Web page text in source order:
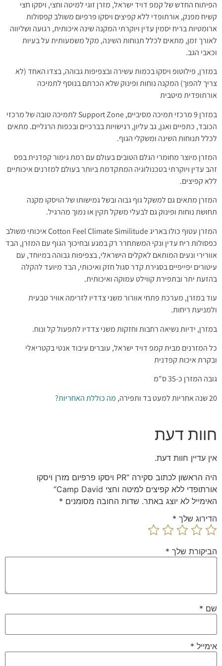
הפיתוח החדש של קמפ דויד ישראל, מזרן זוגי למיטה וחצי, ויסקו חצי
קשיח מפנק, אורתופדי ללא קפיצים ויסקו פרפיום משולב קפסולות
ארומטיות בריח יסמין עדין ויוקרתי המקנה שינה איכותית, רגועה ושליווה
לאורך זמן, מתאים לכלל תנוחות השינה, מקל משמעותית על בעיות
וכאבי הגב.
במזרן, פילוטופ ויסקו בכמות עשירה ובצפיפות גבוהה, בצדו האחד (לא
צריך להפוך) המקנה נוחות ופינוק שלא הכרתם בנוסף לתמיכה
אורתופדית מיטבית
במזרן 9 מרכזי תמיכה מסיביים, Support Zone לתמיכה טובה של מרכזי
הכובד, כתפיים ואגן, גב עליון, רגישויות בברכיים ובכפות הרגליים. מתאים
לכלל תנוחות השינה ומשקלי הגוף.
המזרן מיוצר מחומרי הגלם הטובים בעולם עם רמת גימור קפדנית בפס
זהב עדין ויוקרתי בטכנולוגיה המתקדמת ביותר בעולם למזרנים איכותיים
ללא קפיצים.
המזרן מתאים גם למשקל גוף גבוה ובשל גמישותו של הויסקו מקנה
תחושת נוחות ופינוק גם לבעלי משקל תקין או נמוך מהרגיל.
המזרן עטוף כולו באריג Cotton Feel Climate Similitude איכותי משולב
כפסולות ריח עדין ונקי המשתחרר רק במגע ובחיכוך הגוף עם המזרן, הבד
אוורירי ונעים המותאם לאקלים הישראלי, בצפיפות גבוהה במיוחד, עם
עיטורים יפייפיים בסגירת קדר סגול חזק ואיכותי, הבד מיועד להקלה
בהזעת יתר ובתפירת קווילט עמוקה ואיכותית.
עוד במזרן, מערכת פתחי אוורור משני צדדיו לזרימה אוויר טבעית
ולמניעת ריחות.
במזרן, ידיות נשיאה רחבות וחזקות משני צדדיו לתפעול קל ונוח.
כל המזרנים מבית קמפ דויד ישראל, עוברים עיבוד אנטי בקטריאלי
ובקרת איכות קפדנית
גובה המזרן כ-35 ס"מ
20 שנה אחריות למעט בד ותפירה,
מה כוללת האחריות?
חוות דעת
אין עדיין חוות דעת.
היה הראשון לכתוב סקירה “PR ויסקו פרפיום מזרן ויסקו
אורתופדי ללא קפיצים למיטה וחצי Camp David”
האימייל לא יוצג באתר. שדות החובה מסומנים *
הדירוג שלך *
הביקורת שלך *
שם *
אימייל *